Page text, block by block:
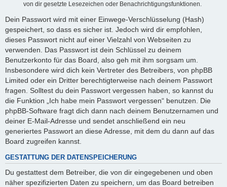
von dir gesetzte Lesezeichen oder Benachrichtigungsfunktionen.
Dein Passwort wird mit einer Einwege-Verschlüsselung (Hash)
gespeichert, so dass es sicher ist. Jedoch wird dir empfohlen,
dieses Passwort nicht auf einer Vielzahl von Webseiten zu
verwenden. Das Passwort ist dein Schlüssel zu deinem
Benutzerkonto für das Board, also geh mit ihm sorgsam um.
Insbesondere wird dich kein Vertreter des Betreibers, von phpBB
Limited oder ein Dritter berechtigterweise nach deinem Passwort
fragen. Solltest du dein Passwort vergessen haben, so kannst du
die Funktion „Ich habe mein Passwort vergessen“ benutzen. Die
phpBB-Software fragt dich dann nach deinem Benutzernamen und
deiner E-Mail-Adresse und sendet anschließend ein neu
generiertes Passwort an diese Adresse, mit dem du dann auf das
Board zugreifen kannst.
GESTATTUNG DER DATENSPEICHERUNG
Du gestattest dem Betreiber, die von dir eingegebenen und oben
näher spezifizierten Daten zu speichern, um das Board betreiben